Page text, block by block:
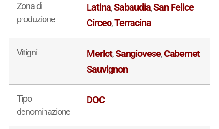
Zona di
produzione
Latina,Sabaudia,San Felice
Circeo,Terracina
Vitigni Merlot,Sangiovese,Cabernet
Sauvignon
Tipo
denominazione
DOC